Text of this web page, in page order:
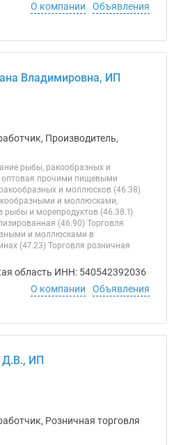
О компании
Объявления
Владимировна, ИП
Производитель,
рыбы, ракообразных и
оптовая прочими пищевыми
и моллюсков (46.38)
и моллюсками,
рыбы и морепродуктов (46.38.1)
(46.90) Торговля
и моллюсками в
(47.23) Торговля розничная
область ИНН: 540542392036
О компании
Объявления
Д.В., ИП
Розничная торговля